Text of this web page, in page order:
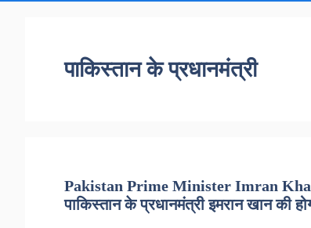
पाकिस्तान के प्रधानमंत्री
Pakistan Prime Minister Imran
पाकिस्तान के प्रधानमंत्री इमरान खान की